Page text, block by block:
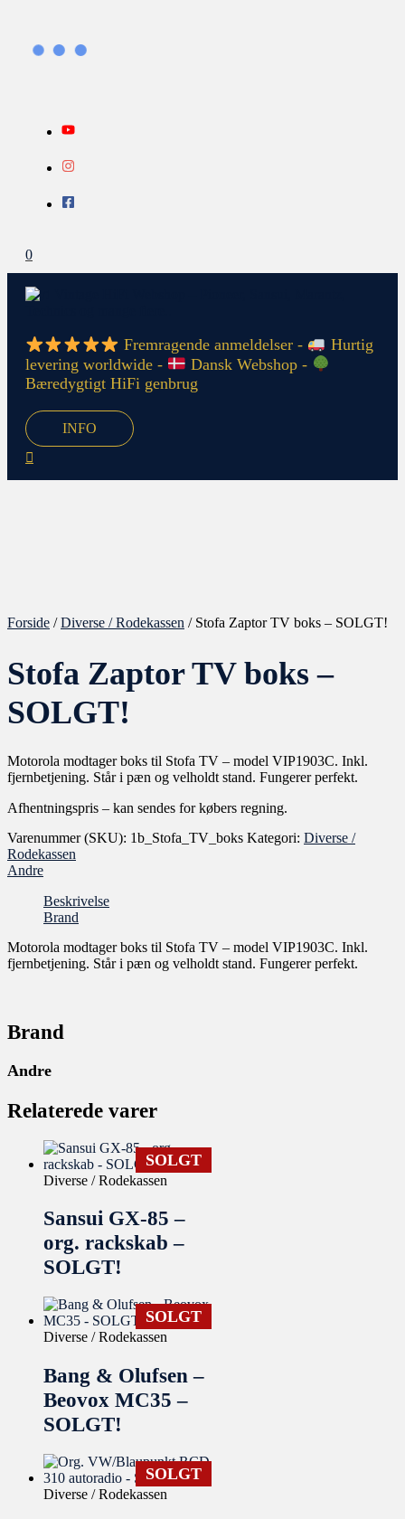
0
Fremragende anmeldelser -
Hurtig
levering worldwide -
Dansk Webshop -
Bæredygtigt HiFi genbrug
INFO
Forside /Diverse / Rodekassen / Stofa Zaptor TV boks – SOLGT!
Stofa Zaptor TV boks –
SOLGT!
Motorola modtager boks til Stofa TV – model VIP1903C. Inkl.
fjernbetjening. Står i pæn og velholdt stand. Fungerer perfekt.
Afhentningspris – kan sendes for købers regning.
Varenummer (SKU): 1b_Stofa_TV_boks Kategori: Diverse /
Rodekassen
Andre
Beskrivelse
Brand
Motorola modtager boks til Stofa TV – model VIP1903C. Inkl.
fjernbetjening. Står i pæn og velholdt stand. Fungerer perfekt.
Brand
Andre
Relaterede varer
SOLGT
Diverse / Rodekassen
Sansui GX-85 –
org. rackskab –
SOLGT!
SOLGT
Diverse / Rodekassen
Bang & Olufsen –
Beovox MC35 –
SOLGT!
SOLGT
Diverse / Rodekassen